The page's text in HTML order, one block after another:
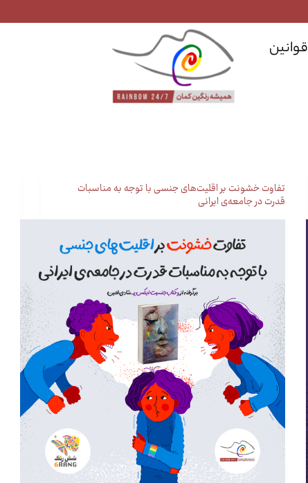
قوانین
تفاوت خشونت بر اقلیت‌های جنسی با توجه به مناسبات
قدرت در جامعه‌ی ایرانی